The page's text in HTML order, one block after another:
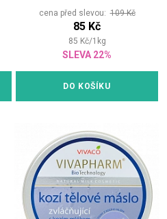
cena před slevou:109 Kč
85 Kč
85 Kč/1 kg
SLEVA 22%
DO KOŠÍKU